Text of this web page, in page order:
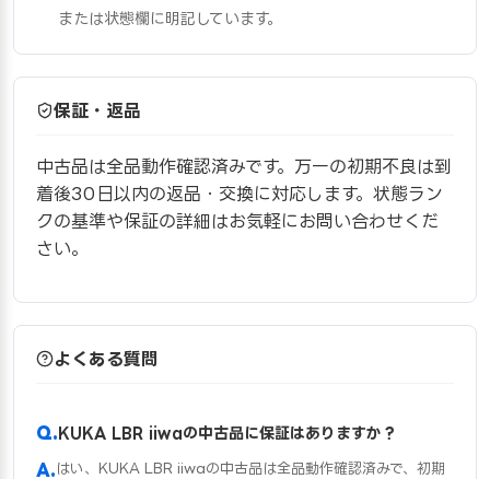
または状態欄に明記しています。
保証・返品
中古品は全品動作確認済みです。万一の初期不良は到
着後30日以内の返品・交換に対応します。状態ラン
クの基準や保証の詳細はお気軽にお問い合わせくだ
さい。
よくある質問
KUKA LBR iiwaの中古品に保証はありますか？
はい、KUKA LBR iiwaの中古品は全品動作確認済みで、初期